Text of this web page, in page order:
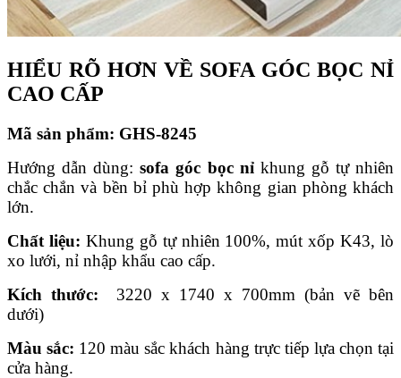
HIỂU RÕ HƠN VỀ SOFA GÓC BỌC NỈ
CAO CẤP
Mã sản phẩm: GHS-8245
Hướng dẫn dùng:sofa góc bọc nỉkhung gỗ tự nhiên
chắc chắn và bền bỉ phù hợp không gian phòng khách
lớn.
Chất liệu: Khung gỗ tự nhiên 100%, mút xốp K43, lò
xo lưới, nỉ nhập khẩu cao cấp.
Kích thước:
3220 x 1740 x 700mm (bản vẽ bên
dưới)
Màu sắc: 120 màu sắc khách hàng trực tiếp lựa chọn tại
cửa hàng.